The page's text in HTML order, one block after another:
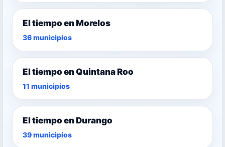
El tiempo en Morelos
36 municipios
El tiempo en Quintana Roo
11 municipios
El tiempo en Durango
39 municipios